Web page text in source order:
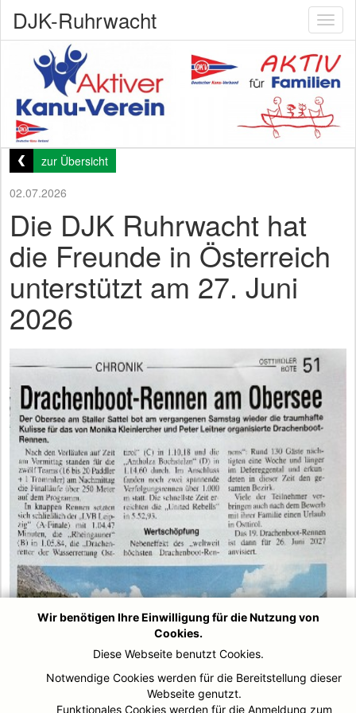
DJK-Ruhrwacht
zur Übersicht
02.07.2026
Die DJK Ruhrwacht hat
die Freunde in Österreich
unterstützt am 27. Juni
2026
Wir benötigen Ihre Einwilligung für die Nutzung von
Cookies.
Diese Webseite benutzt Cookies.
Notwendige Cookies werden für die Bereitstellung dieser
Webseite genutzt.
Funktionales Cookies werden für die Anmeldung zum